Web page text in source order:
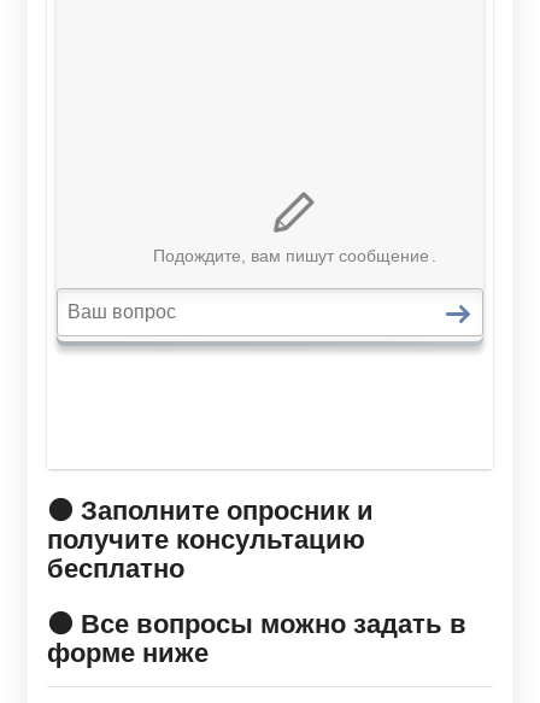
🟠 Заполните опросник и
получите консультацию
бесплатно
🟠 Все вопросы можно задать в
форме ниже